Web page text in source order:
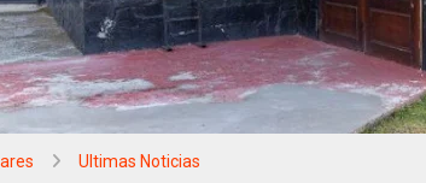
Ultimas Noticias